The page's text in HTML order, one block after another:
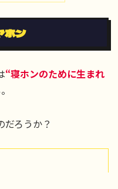
ホン
“寝ホンのために生まれ
ろうか？